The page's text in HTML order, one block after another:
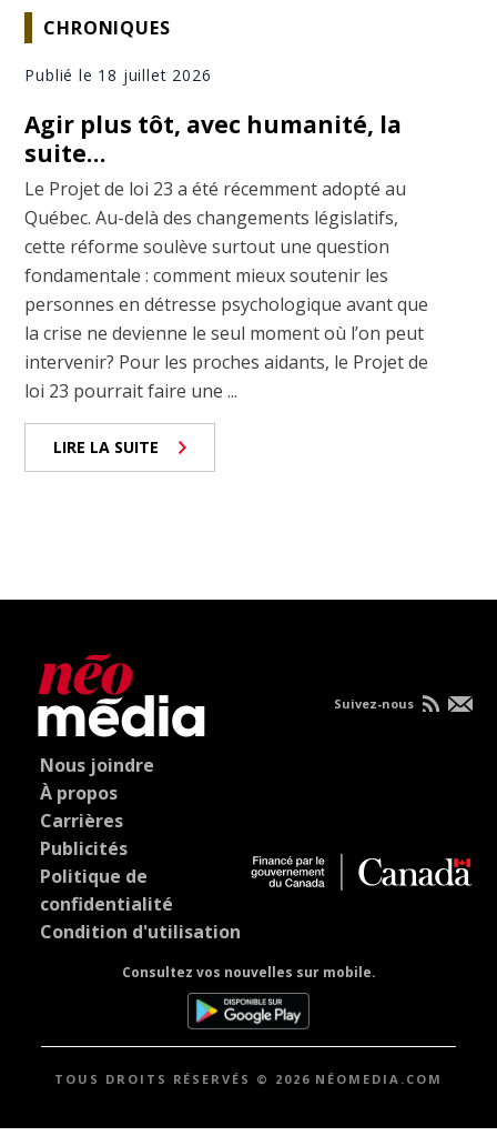
CHRONIQUES
Publié le 18 juillet 2026
Agir plus tôt, avec humanité, la
suite…
Le Projet de loi 23 a été récemment adopté au
Québec. Au-delà des changements législatifs,
cette réforme soulève surtout une question
fondamentale : comment mieux soutenir les
personnes en détresse psychologique avant que
la crise ne devienne le seul moment où l’on peut
intervenir? Pour les proches aidants, le Projet de
loi 23 pourrait faire une ...
LIRE LA SUITE
Nous joindre
À propos
Carrières
Publicités
Politique de
confidentialité
Condition d'utilisation
Consultez vos nouvelles sur mobile.
Suivez-nous
TOUS DROITS RÉSERVÉS © 2026 NÉOMEDIA.COM